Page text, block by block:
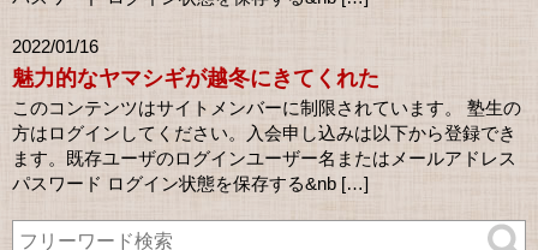
2022/01/16
魅力的なヤマシギが越冬にきてくれた
このコンテンツはサイトメンバーに制限されています。 塾生の
方はログインしてください。入会申し込みは以下から登録でき
ます。既存ユーザのログインユーザー名またはメールアドレス
パスワード ログイン状態を保存する&nb […]